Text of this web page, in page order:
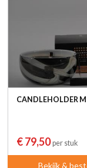
CANDLEHOLDER M
€ 79,50per stuk
Bekijk &